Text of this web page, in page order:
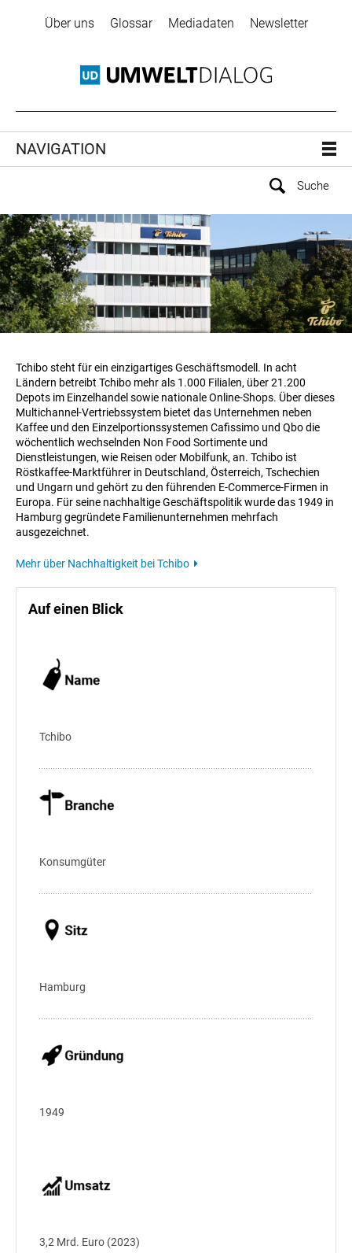
Über uns Glossar Mediadaten Newsletter
NAVIGATION
Tchibo steht für ein einzigartiges Geschäftsmodell. In acht
Ländern betreibt Tchibo mehr als 1.000 Filialen, über 21.200
Depots im Einzelhandel sowie nationale Online-Shops. Über dieses
Multichannel-Vertriebssystem bietet das Unternehmen neben
Kaffee und den Einzelportionssystemen Cafissimo und Qbo die
wöchentlich wechselnden Non Food Sortimente und
Dienstleistungen, wie Reisen oder Mobilfunk, an. Tchibo ist
Röstkaffee-Marktführer in Deutschland, Österreich, Tschechien
und Ungarn und gehört zu den führenden E-Commerce-Firmen in
Europa. Für seine nachhaltige Geschäftspolitik wurde das 1949 in
Hamburg gegründete Familienunternehmen mehrfach
ausgezeichnet.
Mehr über Nachhaltigkeit bei Tchibo
Auf einen Blick
Tchibo
Konsumgüter
Hamburg
1949
3,2 Mrd. Euro (2023)